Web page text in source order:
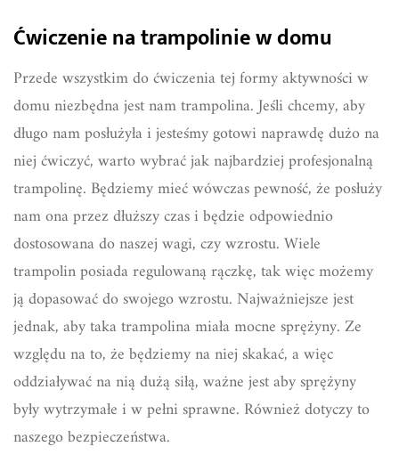
Ćwiczenie na trampolinie w domu
Przede wszystkim do ćwiczenia tej formy aktywności w
domu niezbędna jest nam trampolina. Jeśli chcemy, aby
długo nam posłużyła i jesteśmy gotowi naprawdę dużo na
niej ćwiczyć, warto wybrać jak najbardziej profesjonalną
trampolinę. Będziemy mieć wówczas pewność, że posłuży
nam ona przez dłuższy czas i będzie odpowiednio
dostosowana do naszej wagi, czy wzrostu. Wiele
trampolin posiada regulowaną rączkę, tak więc możemy
ją dopasować do swojego wzrostu. Najważniejsze jest
jednak, aby taka trampolina miała mocne sprężyny. Ze
względu na to, że będziemy na niej skakać, a więc
oddziaływać na nią dużą siłą, ważne jest aby sprężyny
były wytrzymałe i w pełni sprawne. Również dotyczy to
naszego bezpieczeństwa.